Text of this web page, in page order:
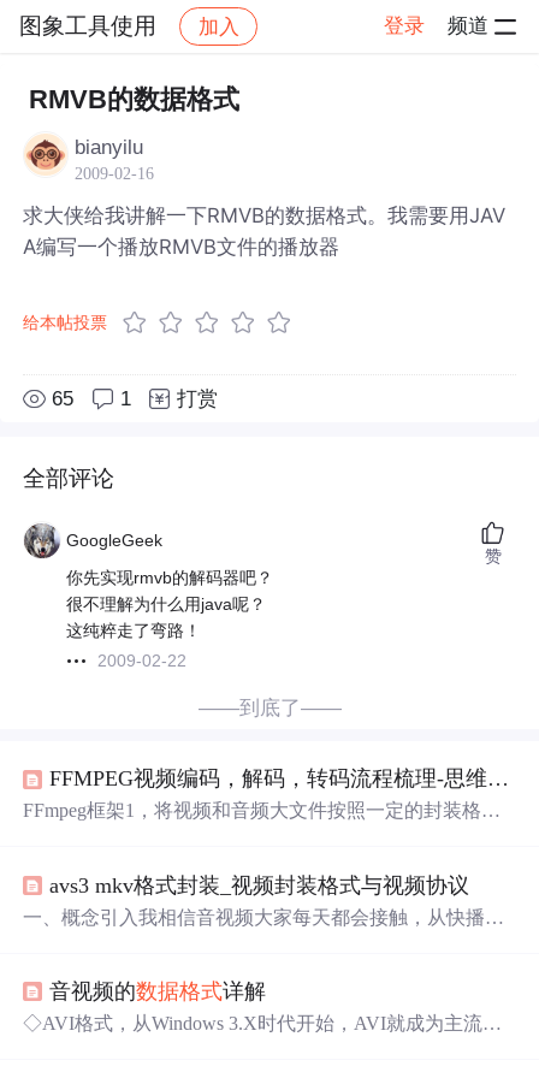
图象工具使用 加入 登录 频道
社区 图象工具使用
RMVB的数据格式
bianyilu
2009-02-16
求大侠给我讲解一下RMVB的数据格式。我需要用JAV
A编写一个播放RMVB文件的播放器
给本帖投票
65 1 打赏
全部评论
GoogleGeek
你先实现rmvb的解码器吧？
很不理解为什么用java呢？
这纯粹走了弯路！
2009-02-22
赞
——到底了——
FFMPEG视频编码，解码，转码流程梳理-思维导图-my write
FFmpeg框架1，将视频和音频大文件按照一定的封装格式
流数据经过解码后才是可以播放的视频。3，像素数据（R
GB，YUV）----编码（使用算法）--->码流数据码流数据---
红色的帧：I 蓝色的帧：P 绿色的帧：B红色的帧是主要的
帧，P根据I来压缩，B根据I和P来压缩6，
avs3 mkv格式封装_视频封装格式与视频协议
一、概念引入我相信音视频大家每天都会接触，从快播到
机内存告警，打开文件管理器一看，以 .MP4，.
VI 等知名后缀文件占据了所有内存的2/3。这里我就想问
音视频的数据格式详解
◇AVI格式，从Windows 3.X时代开始，AVI就成为主流视